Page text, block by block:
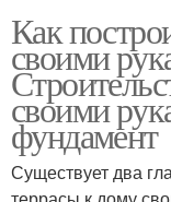
Как
своими
своими
фундамент
Существует два